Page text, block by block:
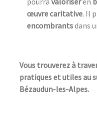
œuvre caritative. Il
encombrantsdans
Vous trouverez à
pratiques et utiles au
Bézaudun-les-Alpes.